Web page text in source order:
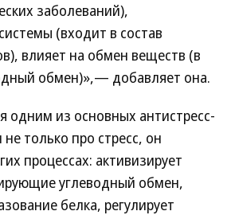
заболеваний),
(входит в состав
влияет на обмен веществ (в
обмен)»,— добавляет она.
одним из основных антистресс-
только про стресс, он
процессах: активизирует
углеводный обмен,
белка, регулирует